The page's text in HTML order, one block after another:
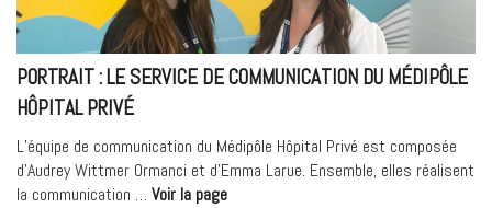
Médipôle
Privé »
PORTRAIT : LE SERVICE DE COMMUNICATION DU MÉDIPÔLE
HÔPITAL PRIVÉ
L’équipe de communication du Médipôle Hôpital Privé est composée
d’Audrey Wittmer Ormanci et d’Emma Larue. Ensemble, elles réalisent
la communication … Voir la page« Portrait